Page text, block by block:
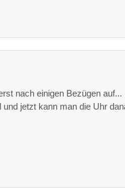
nach einigen Bezügen auf...
jetzt kann man die Uhr